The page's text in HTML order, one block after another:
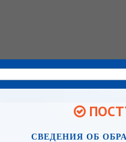
СВЕДЕНИЯ ОБ